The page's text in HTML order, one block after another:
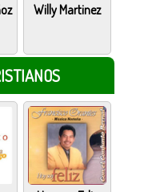
Willy Martinez